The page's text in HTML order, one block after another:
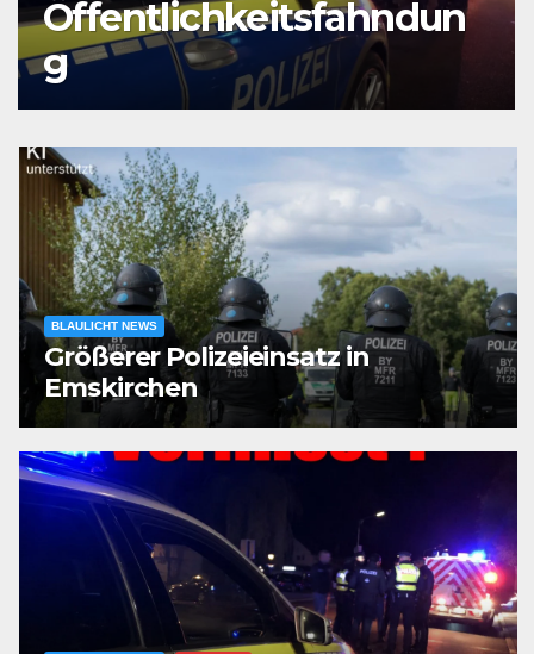
mit Einsatz eines
Rettungshubschraubers
BLAULICHT NEWS
Größerer Polizeieinsatz in
Emskirchen